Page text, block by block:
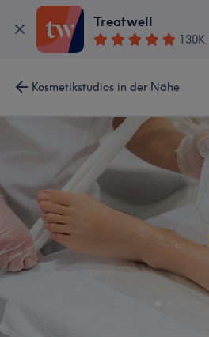
Treatwell
130K
Kosmetikstudios in der Nähe